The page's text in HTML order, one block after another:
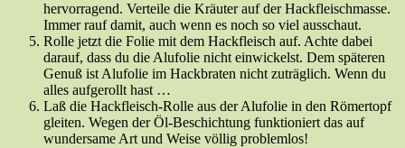
hervorragend. Verteile die Kräuter auf der Hackfleischmasse.
Immer rauf damit, auch wenn es noch so viel ausschaut.
Rolle jetzt die Folie mit dem Hackfleisch auf. Achte dabei
darauf, dass du die Alufolie nicht einwickelst. Dem späteren
Genuß ist Alufolie im Hackbraten nicht zuträglich. Wenn du
alles aufgerollt hast …
Laß die Hackfleisch-Rolle aus der Alufolie in den Römertopf
gleiten. Wegen der Öl-Beschichtung funktioniert das auf
wundersame Art und Weise völlig problemlos!